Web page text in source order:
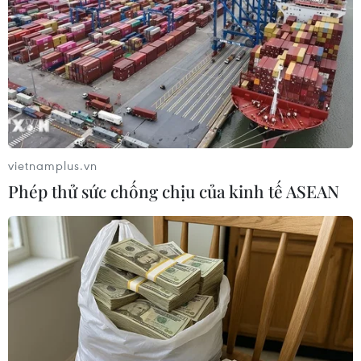
Mahathir Mohamad đã nộp đơn từ chức lên Quốc
vương trong bối cảnh nước này đang diễn ra các cuộc
đàm phán thành lập liên minh cầm quyền mới.
vietnamplus.vn
Phép thử sức chống chịu của kinh tế ASEAN